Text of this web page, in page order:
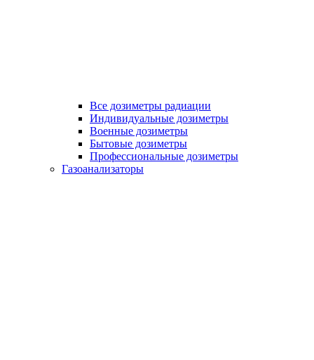
Все дозиметры радиации
Индивидуальные дозиметры
Военные дозиметры
Бытовые дозиметры
Профессиональные дозиметры
Газоанализаторы